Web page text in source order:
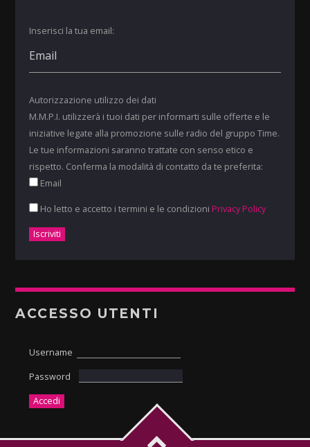
Inserisci la tua email:
Autorizzazione utilizzo dei dati
M.M.P.I. utilizzerà i tuoi dati per informarti sulle offerte e le
iniziative legate alla promozione sulle radio del gruppo Time.
Le tue informazioni saranno trattate con senso etico e
rispetto. Conferma la modalità di contatto da te preferita:
Email
Ho letto e accetto i termini e le condizioni Privacy Policy
ACCESSO UTENTI
Username
Password